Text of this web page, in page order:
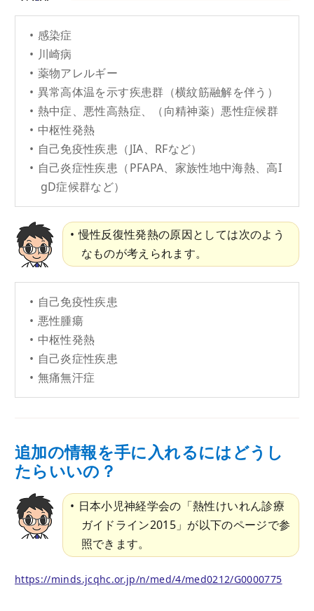
感染症
川崎病
薬物アレルギー
異常高体温を示す疾患群（横紋筋融解を伴う）
熱中症、悪性高熱症、（向精神薬）悪性症候群
中枢性発熱
自己免疫性疾患（JIA、RFなど）
自己炎症性疾患（PFAPA、家族性地中海熱、高I
gD症候群など）
慢性反復性発熱の原因としては次のよう
なものが考えられます。
自己免疫性疾患
悪性腫瘍
中枢性発熱
自己炎症性疾患
無痛無汗症
追加の情報を手に入れるにはどうし
たらいいの？
日本小児神経学会の「熱性けいれん診療
ガイドライン2015」が以下のページで参
照できます。
https://minds.jcqhc.or.jp/n/med/4/med0212/G0000775